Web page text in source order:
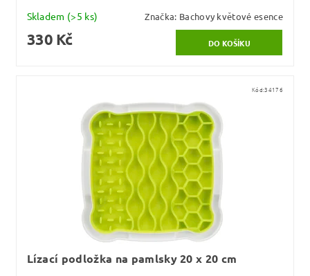
Skladem (>5 ks) Značka: Bachovy květové esence
330 Kč
Kód:34176
Lízací podložka na pamlsky 20 x 20 cm